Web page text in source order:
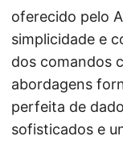
oferecido pelo
simplicidade e
dos comandos
abordagens
perfeita de
sofisticados e